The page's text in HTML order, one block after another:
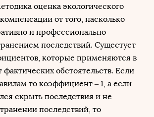
оценка экологического
от того, насколько
и профессионально
последствий. Сущестует
которые применяются в
фактических обстоятельств. Если
то коэффициент – 1, а если
скрыть последствия и не
последствий, то